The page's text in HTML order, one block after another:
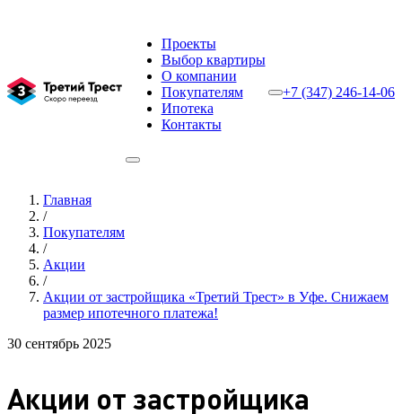
Проекты
Выбор квартиры
О компании
Покупателям
Ипотека
Контакты
+7 (347) 246-14-06
Главная
/
Покупателям
/
Акции
/
Акции от застройщика «Третий Трест» в Уфе. Снижаем
размер ипотечного платежа!
30 сентябрь 2025
Акции от застройщика